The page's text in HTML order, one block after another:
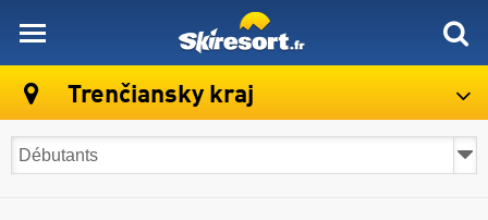
Trenčiansky kraj